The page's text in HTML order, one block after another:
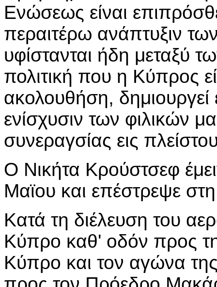
Ενώσεως είναι
περαιτέρω ανάπτυξιν
υφίστανται ήδη μεταξύ
πολιτική που η Κύπρος
ακολουθήση,
ενίσχυσιν των φιλικών
συνεραγσίας εις
Ο Νικήτα Κρούστσεφ
Μαϊου και επέστρεψε
Κατά τη διέλευση του
Κύπρο καθ' οδόν προς
Κύπρο και τον αγώνα